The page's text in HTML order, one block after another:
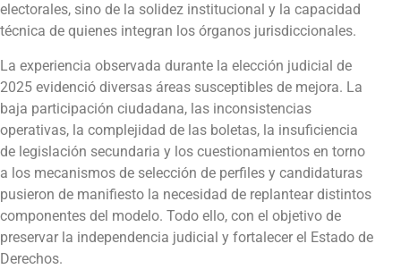
electorales, sino de la solidez institucional y la capacidad
técnica de quienes integran los órganos jurisdiccionales.
La experiencia observada durante la elección judicial de
2025 evidenció diversas áreas susceptibles de mejora. La
baja participación ciudadana, las inconsistencias
operativas, la complejidad de las boletas, la insuficiencia
de legislación secundaria y los cuestionamientos en torno
a los mecanismos de selección de perfiles y candidaturas
pusieron de manifiesto la necesidad de replantear distintos
componentes del modelo. Todo ello, con el objetivo de
preservar la independencia judicial y fortalecer el Estado de
Derechos.